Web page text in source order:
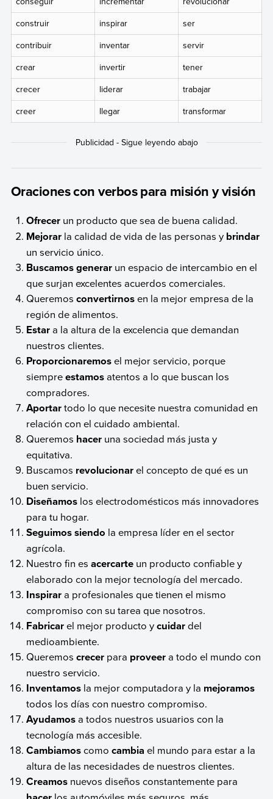
construir
inspirar
ser
contribuir
inventar
servir
crear
invertir
tener
crecer
liderar
trabajar
creer
llegar transformar
Oraciones con verbos para misión y visión
Ofrecer un producto que sea de buena calidad.
Mejorar la calidad de vida de las personas y brindar
un servicio único.
Buscamos generar un espacio de intercambio en el
que surjan excelentes acuerdos comerciales.
Queremosconvertirnosen la mejor empresa de la
región de alimentos.
Estara la altura de la excelencia que demandan
nuestros clientes.
Proporcionaremosel mejor servicio, porque
siempreestamosatentos a lo que buscan los
compradores.
Aportartodo lo que necesite nuestra comunidad en
relación con el cuidado ambiental.
Queremos hacer una sociedad más justa y
equitativa.
Buscamos revolucionarel concepto de qué es un
buen servicio.
Diseñamos los electrodomésticos más innovadores
para tu hogar.
Seguimos siendo la empresa líder en el sector
agrícola.
Nuestro fin esacercarte un producto confiable y
elaborado con la mejor tecnología del mercado.
Inspirara profesionales que tienen el mismo
compromiso con su tarea que nosotros.
Fabricarel mejor producto ycuidardel
medioambiente.
Queremoscrecer para proveera todo el mundo con
nuestro servicio.
Inventamos la mejor computadora y la mejoramos
todos los días con nuestro compromiso.
Ayudamosa todos nuestros usuarios con la
tecnología más accesible.
Cambiamoscomocambia el mundo para estar a la
altura de las necesidades de nuestros clientes.
Creamos nuevos diseños constantemente para